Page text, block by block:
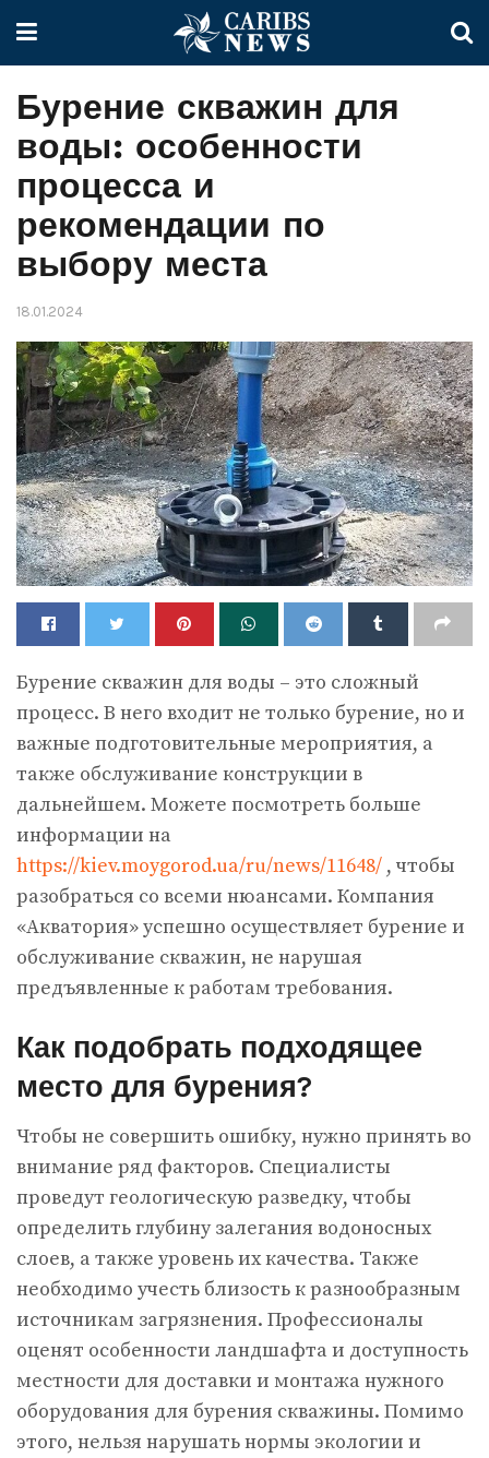
Бурение скважин для
воды: особенности
процесса и
рекомендации по
выбору места
18.01.2024
Бурение скважин для воды – это сложный
процесс. В него входит не только бурение, но и
важные подготовительные мероприятия, а
также обслуживание конструкции в
дальнейшем. Можете посмотреть больше
информации на
https://kiev.moygorod.ua/ru/news/11648/ , чтобы
разобраться со всеми нюансами. Компания
«Акватория» успешно осуществляет бурение и
обслуживание скважин, не нарушая
предъявленные к работам требования.
Как подобрать подходящее
место для бурения?
Чтобы не совершить ошибку, нужно принять во
внимание ряд факторов. Специалисты
проведут геологическую разведку, чтобы
определить глубину залегания водоносных
слоев, а также уровень их качества. Также
необходимо учесть близость к разнообразным
источникам загрязнения. Профессионалы
оценят особенности ландшафта и доступность
местности для доставки и монтажа нужного
оборудования для бурения скважины. Помимо
этого, нельзя нарушать нормы экологии и